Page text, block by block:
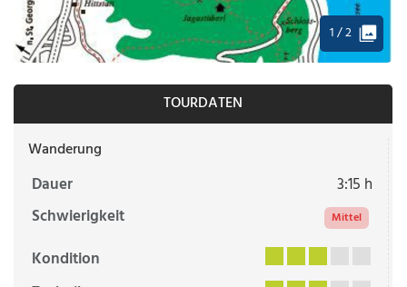
1 / 2
TOURDATEN
Wanderung
Dauer
3:15 h
Schwierigkeit
Mittel
Kondition